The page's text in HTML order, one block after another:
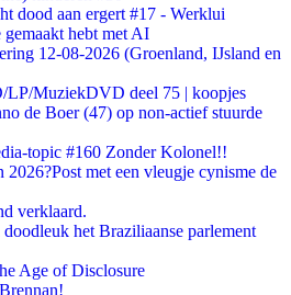
dood aan ergert #17 - Werklui
hebt met AI
12-08-2026 (Groenland, IJsland en
LP/MuziekDVD deel 75 | koopjes
de Boer (47) op non-actief stuurde
topic #160 Zonder Kolonel!!
2026?Post met een vleugje cynisme de
verklaard.
het Braziliaanse parlement
Age of Disclosure